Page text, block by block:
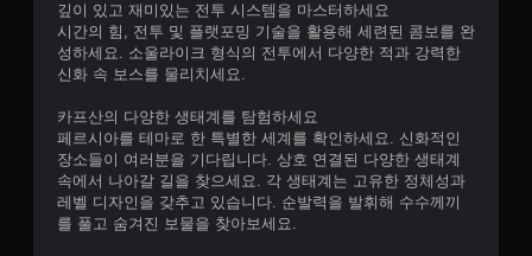
게
임
을
플
이
할
수
있
습
니
깊이 있고 재미있는 전투 시스템을 마스터하세요
시간의 힘, 전투 및 플랫포밍 기술을 활용해 세련된 콤보를 완
성하세요. 소울라이크 형식의 전투에서 다양한 적과 강력한
신화 속 보스를 물리치세요.
카프산의 다양한 생태계를 탐험하세요
페르시아를 테마로 한 특별한 세계를 확인하세요. 신화적인
장소들이 여러분을 기다립니다. 상호 연결된 다양한 생태계
속에서 나아갈 길을 찾으세요. 각 생태계는 고유한 정체성과
레벨 디자인을 갖추고 있습니다. 순발력을 발휘해 수수께끼
를 풀고 숨겨진 보물을 찾아보세요.